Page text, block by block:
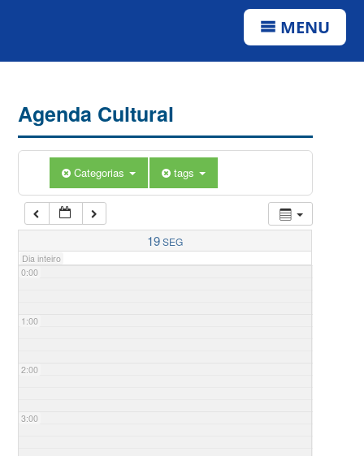
MENU
Agenda Cultural
Categorias tags
19SEG
Dia inteiro
0:00
1:00
2:00
3:00